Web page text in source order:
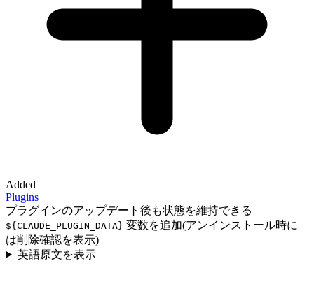
Added
Plugins
プラグインのアップデート後も状態を維持できる
${CLAUDE_PLUGIN_DATA} 変数を追加(アンインストール時に
は削除確認を表示)
英語原文を表示